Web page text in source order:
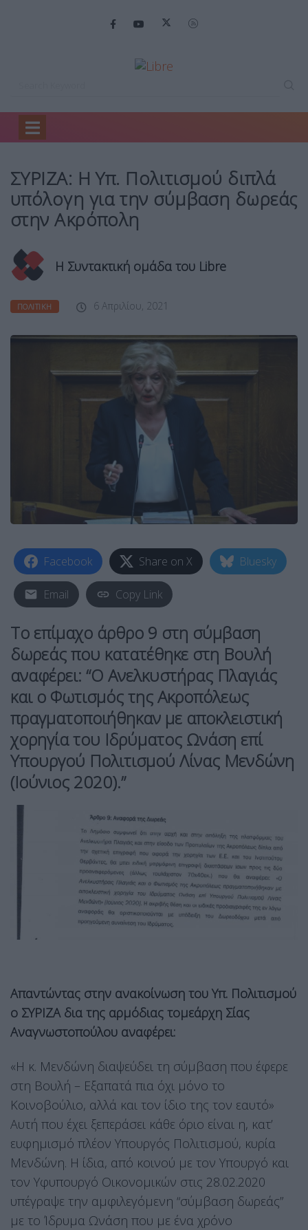
Home
ΣΥΡΙΖΑ: Η Υπ. Πολιτισμού διπλά
υπόλογη για την σύμβαση δωρεάς
στην Ακρόπολη
Η Συντακτική ομάδα του Libre
ΠΟΛΙΤΙΚΉ 6 Απριλίου, 2021
Facebook Share on X Bluesky
Email Copy Link
Το επίμαχο άρθρο 9 στη σύμβαση
δωρεάς που κατατέθηκε στη Βουλή
αναφέρει: “Ο Ανελκυστήρας Πλαγιάς
και ο Φωτισμός της Ακροπόλεως
πραγματοποιήθηκαν με αποκλειστική
χορηγία του Ιδρύματος Ωνάση επί
Υπουργού Πολιτισμού Λίνας Μενδώνη
(Ιούνιος 2020).”
Απαντώντας στην ανακοίνωση του Υπ. Πολιτισμού
ο ΣΥΡΙΖΑ δια της αρμόδιας τομεάρχη Σίας
Αναγνωστοπούλου αναφέρει:
«Η κ. Μενδώνη διαψεύδει τη σύμβαση που έφερε
στη Βουλή – Εξαπατά πια όχι μόνο το
Κοινοβούλιο, αλλά και τον ίδιο της τον εαυτό»
Αυτή που έχει ξεπεράσει κάθε όριο είναι η, κατ’
ευφημισμό πλέον Υπουργός Πολιτισμού, κυρία
Μενδώνη. Η ίδια, από κοινού με τον Υπουργό και
τον Υφυπουργό Οικονομικών στις 28.02.2020
υπέγραψε την αμφιλεγόμενη “σύμβαση δωρεάς”
με το Ίδρυμα Ωνάση που με ένα χρόνο